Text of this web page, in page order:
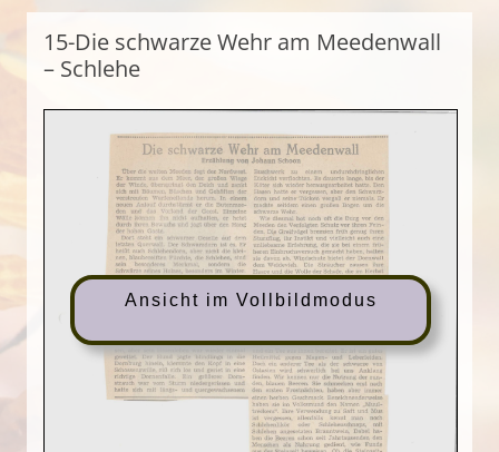
15-Die schwarze Wehr am Meedenwall
– Schlehe
Ansicht im Vollbildmodus